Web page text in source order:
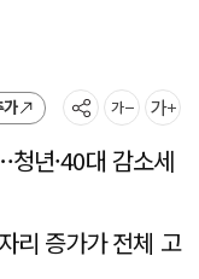
년·40대 감소세
리 증가가 전체 고